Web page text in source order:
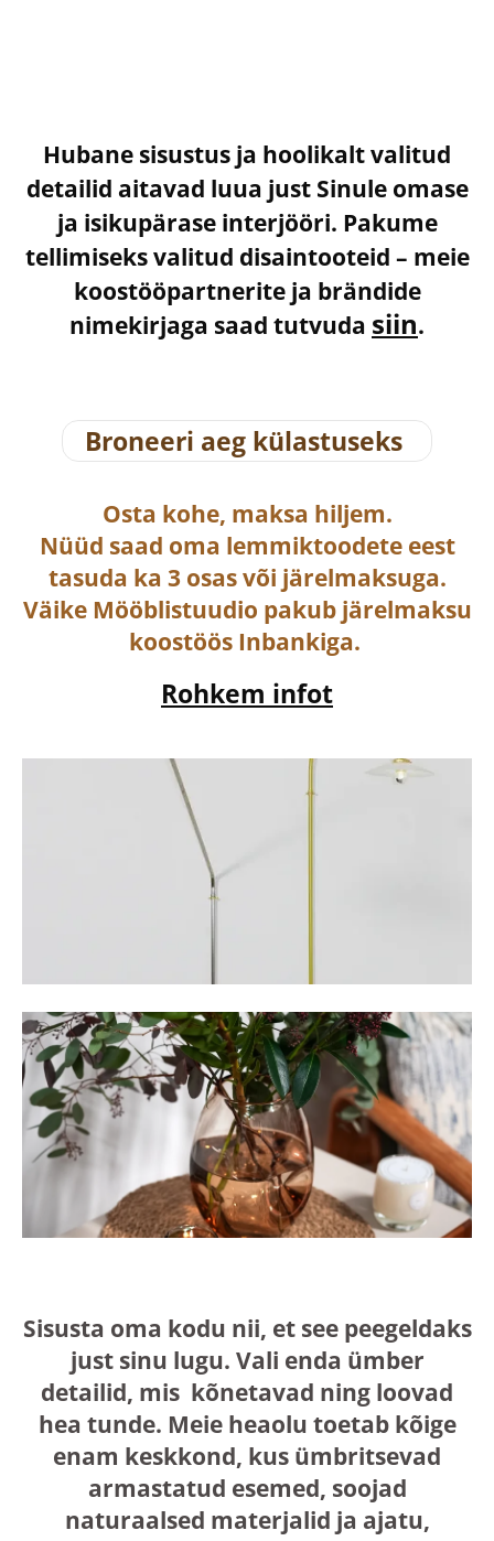
Hubane sisustus ja hoolikalt valitud
detailid aitavad luua just Sinule omase
ja isikupärase interjööri. Pakume
tellimiseks valitud disaintooteid – meie
koostööpartnerite ja brändide
nimekirjaga saad tutvuda siin.
Broneeri aeg külastuseks
Osta kohe, maksa hiljem.
Nüüd saad oma lemmiktoodete eest
tasuda ka 3 osas või järelmaksuga.
Väike Mööblistuudio pakub järelmaksu
koostöös Inbankiga.
Rohkem infot
Sisusta oma kodu nii, et see peegeldaks
just sinu lugu. Vali enda ümber
detailid, mis kõnetavad ning loovad
hea tunde. Meie heaolu toetab kõige
enam keskkond, kus ümbritsevad
armastatud esemed, soojad
naturaalsed materjalid ja ajatu,